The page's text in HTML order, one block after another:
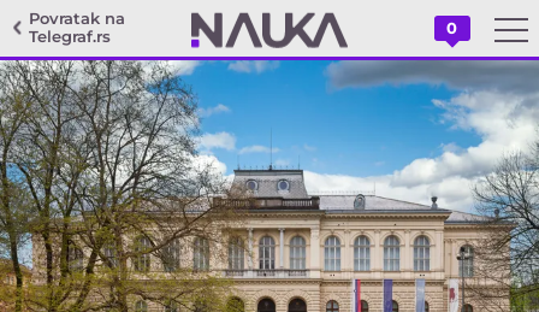
Povratak na
Telegraf.rs
0